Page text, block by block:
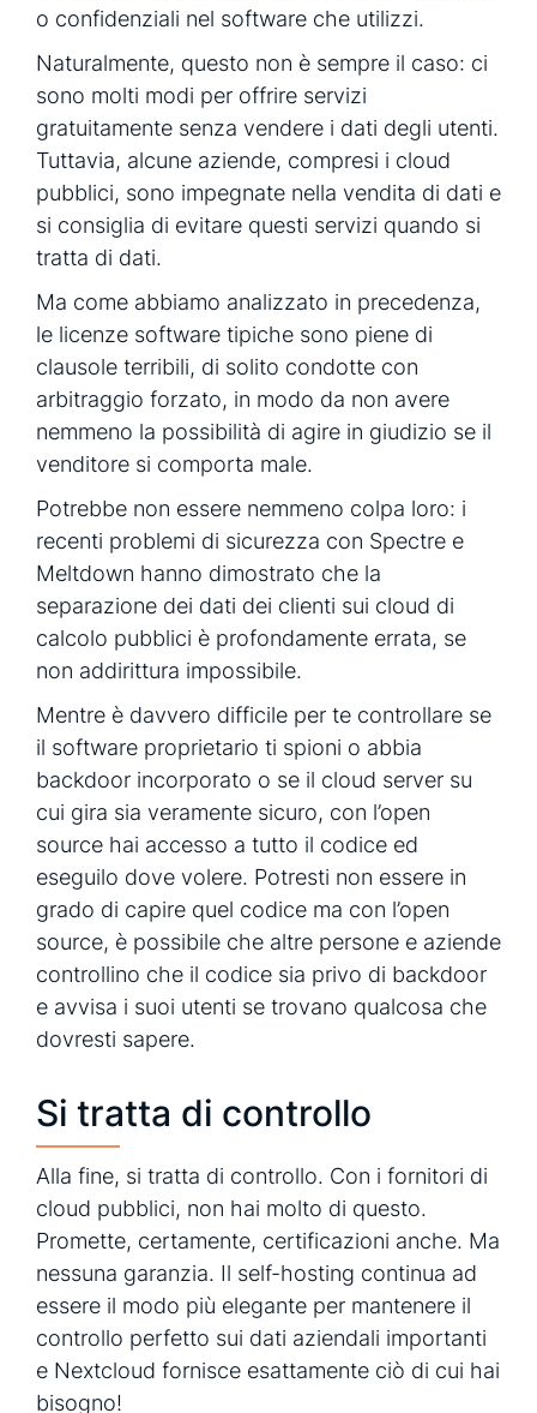
o confidenziali nel software che utilizzi.
Naturalmente, questo non è sempre il caso: ci
sono molti modi per offrire servizi
gratuitamente senza vendere i dati degli utenti.
Tuttavia, alcune aziende, compresi i cloud
pubblici, sono impegnate nella vendita di dati e
si consiglia di evitare questi servizi quando si
tratta di dati.
Ma come abbiamo analizzato in precedenza,
le licenze software tipiche sono piene di
clausole terribili, di solito condotte con
arbitraggio forzato, in modo da non avere
nemmeno la possibilità di agire in giudizio se il
venditore si comporta male.
Potrebbe non essere nemmeno colpa loro: i
recenti problemi di sicurezza con Spectre e
Meltdown hanno dimostrato che la
separazione dei dati dei clienti sui cloud di
calcolo pubblici è profondamente errata, se
non addirittura impossibile.
Mentre è davvero difficile per te controllare se
il software proprietario ti spioni o abbia
backdoor incorporato o se il cloud server su
cui gira sia veramente sicuro, con l’open
source hai accesso a tutto il codice ed
eseguilo dove volere. Potresti non essere in
grado di capire quel codice ma con l’open
source, è possibile che altre persone e aziende
controllino che il codice sia privo di backdoor
e avvisa i suoi utenti se trovano qualcosa che
dovresti sapere.
Si tratta di controllo
Alla fine, si tratta di controllo. Con i fornitori di
cloud pubblici, non hai molto di questo.
Promette, certamente, certificazioni anche. Ma
nessuna garanzia. Il self-hosting continua ad
essere il modo più elegante per mantenere il
controllo perfetto sui dati aziendali importanti
e Nextcloud fornisce esattamente ciò di cui hai
bisogno!